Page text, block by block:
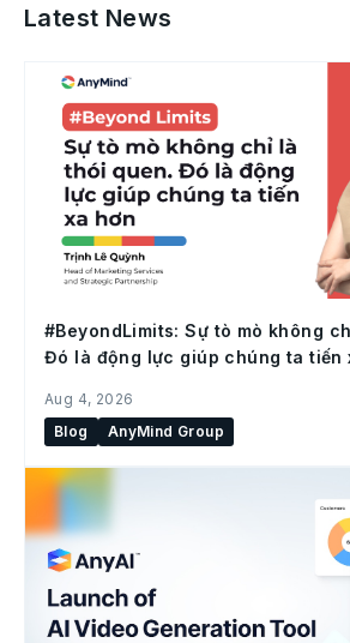
Latest News
#BeyondLimits: Sự tò mò không
Đó là động lực giúp chúng ta tiến
Aug 4, 2026
Blog
AnyMind Group